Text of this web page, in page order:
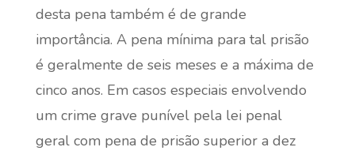
desta pena também é de grande
importância. A pena mínima para tal prisão
é geralmente de seis meses e a máxima de
cinco anos. Em casos especiais envolvendo
um crime grave punível pela lei penal
geral com pena de prisão superior a dez